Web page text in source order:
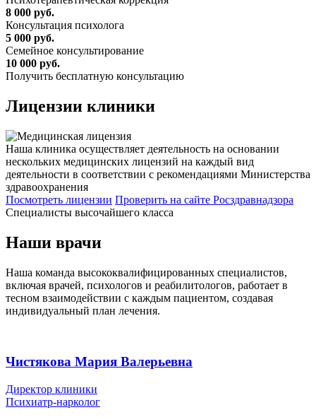
8 000 руб.
Консультация психолога
5 000 руб.
Семейное консультирование
10 000 руб.
Получить бесплатную консультацию
Лицензии клиники
Наша клиника осуществляет деятельность на основании
нескольких медицинских лицензий на каждый вид
деятельности в соответствии с рекомендациями Министерства
здравоохранения
Посмотреть лицензии Проверить на сайте Росздравнадзора
Специалисты высочайшего класса
Наши врачи
Наша команда высококвалифицированных специалистов,
включая врачей, психологов и реабилитологов, работает в
тесном взаимодействии с каждым пациентом, создавая
индивидуальный план лечения.
Чистякова Мария Валерьевна
Директор клиники
Психиатр-нарколог